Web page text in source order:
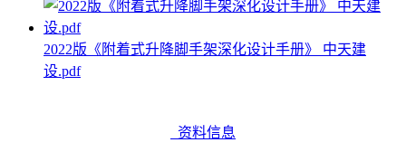
2022版《附着式升降脚手架深化设计手册》 中天建
设.pdf
资料信息